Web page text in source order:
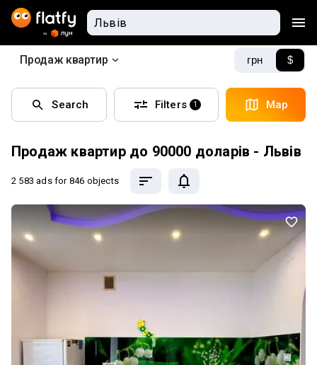
Продаж квартир грн $
Search Filters 1 Map
Продаж квартир до 90000 доларів - Львів
2 583 ads for 846 objects